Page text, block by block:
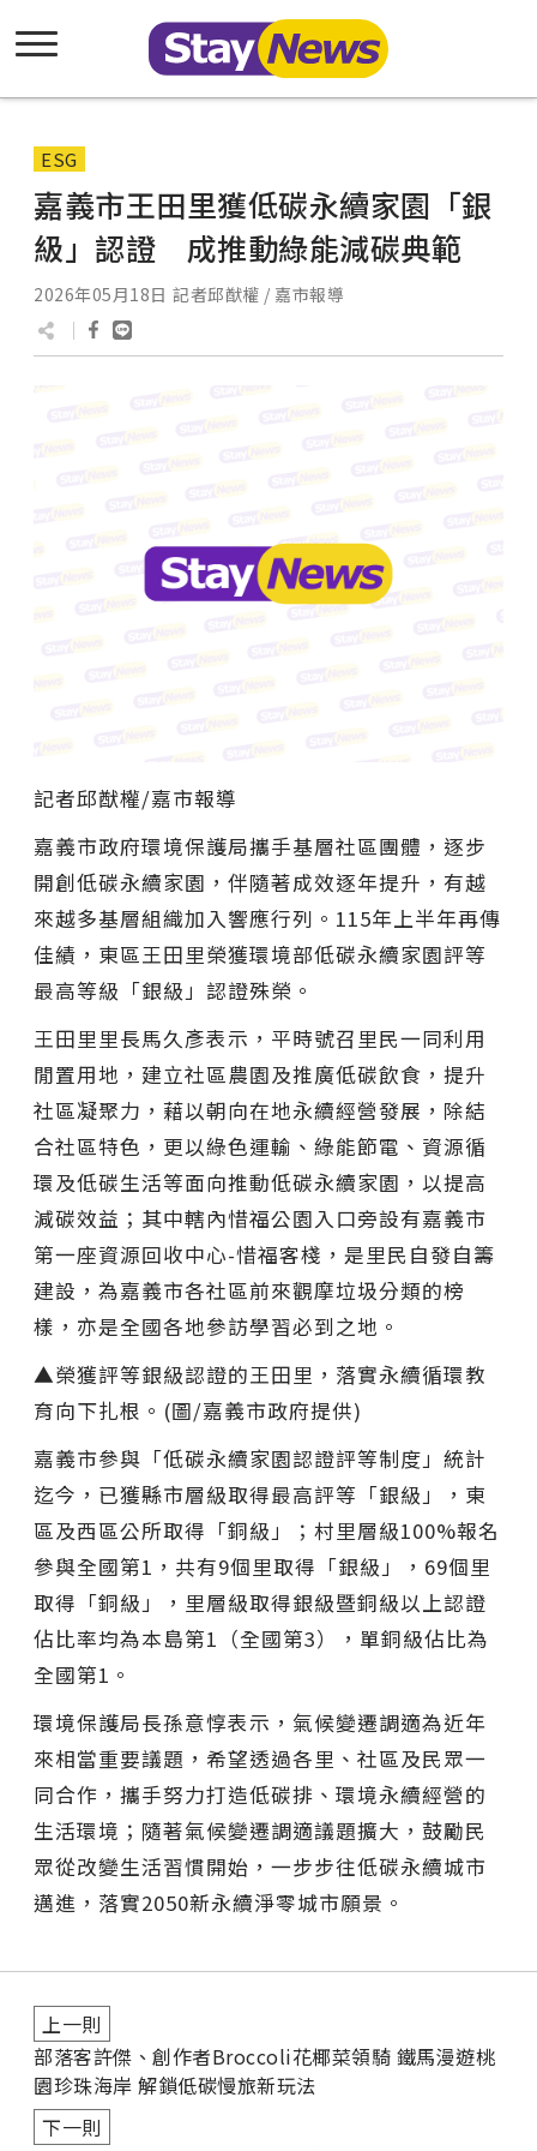
ESG
嘉義市王田里獲低碳永續家園「銀
級」認證 成推動綠能減碳典範
2026年05月18日 記者邱猷權 / 嘉市報導
記者邱猷權/嘉市報導
嘉義市政府環境保護局攜手基層社區團體，逐步
開創低碳永續家園，伴隨著成效逐年提升，有越
來越多基層組織加入響應行列。115年上半年再傳
佳績，東區王田里榮獲環境部低碳永續家園評等
最高等級「銀級」認證殊榮。
王田里里長馬久彥表示，平時號召里民一同利用
閒置用地，建立社區農園及推廣低碳飲食，提升
社區凝聚力，藉以朝向在地永續經營發展，除結
合社區特色，更以綠色運輸、綠能節電、資源循
環及低碳生活等面向推動低碳永續家園，以提高
減碳效益；其中轄內惜福公園入口旁設有嘉義市
第一座資源回收中心-惜福客棧，是里民自發自籌
建設，為嘉義市各社區前來觀摩垃圾分類的榜
樣，亦是全國各地參訪學習必到之地。
▲榮獲評等銀級認證的王田里，落實永續循環教
育向下扎根。(圖/嘉義市政府提供)
嘉義市參與「低碳永續家園認證評等制度」統計
迄今，已獲縣市層級取得最高評等「銀級」，東
區及西區公所取得「銅級」；村里層級100%報名
參與全國第1，共有9個里取得「銀級」，69個里
取得「銅級」，里層級取得銀級暨銅級以上認證
佔比率均為本島第1（全國第3），單銅級佔比為
全國第1。
環境保護局長孫意惇表示，氣候變遷調適為近年
來相當重要議題，希望透過各里、社區及民眾一
同合作，攜手努力打造低碳排、環境永續經營的
生活環境；隨著氣候變遷調適議題擴大，鼓勵民
眾從改變生活習慣開始，一步步往低碳永續城市
邁進，落實2050新永續淨零城市願景。
上一則
部落客許傑、創作者Broccoli花椰菜領騎 鐵馬漫遊桃
園珍珠海岸 解鎖低碳慢旅新玩法
下一則